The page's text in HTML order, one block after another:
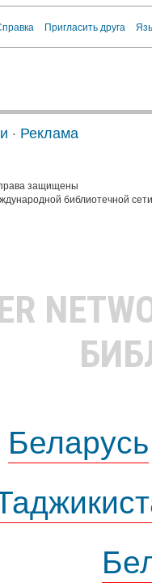
Пригласить друга
· Реклама
защищены
библиотечной
Беларусь